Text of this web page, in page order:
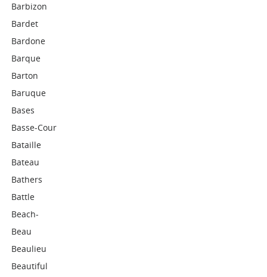
Barbizon
Bardet
Bardone
Barque
Barton
Baruque
Bases
Basse-Cour
Bataille
Bateau
Bathers
Battle
Beach-
Beau
Beaulieu
Beautiful